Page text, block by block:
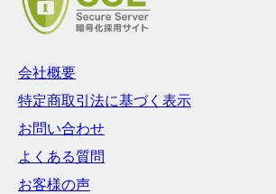
会社概要
特定商取引法に基づく表示
お問い合わせ
よくある質問
お客様の声